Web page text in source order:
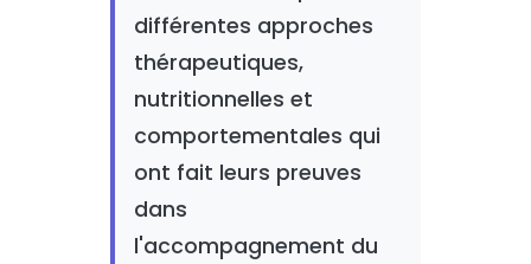
différentes approches
thérapeutiques,
nutritionnelles et
comportementales qui
ont fait leurs preuves
dans
l'accompagnement du